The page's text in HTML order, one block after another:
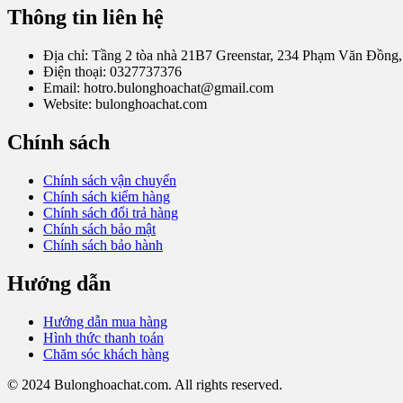
Thông tin liên hệ
Địa chỉ: Tầng 2 tòa nhà 21B7 Greenstar, 234 Phạm Văn
Điện thoại: 0327737376
Email: hotro.bulonghoachat@gmail.com
Website: bulonghoachat.com
Chính sách
Chính sách vận chuyển
Chính sách kiểm hàng
Chính sách đổi trả hàng
Chính sách bảo mật
Chính sách bảo hành
Hướng dẫn
Hướng dẫn mua hàng
Hình thức thanh toán
Chăm sóc khách hàng
© 2024 Bulonghoachat.com. All rights reserved.